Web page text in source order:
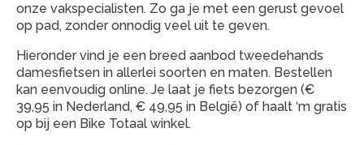
onze vakspecialisten. Zo ga je met een gerust gevoel
op pad, zonder onnodig veel uit te geven.
Hieronder vind je een breed aanbod tweedehands
damesfietsen in allerlei soorten en maten. Bestellen
kan eenvoudig online. Je laat je fiets bezorgen (€
39,95 in Nederland, € 49,95 in België) of haalt ‘m gratis
op bij een Bike Totaal winkel.